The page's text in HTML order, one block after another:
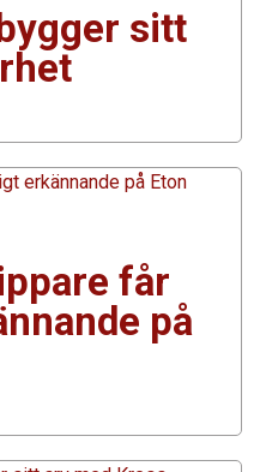
sitt
får
på